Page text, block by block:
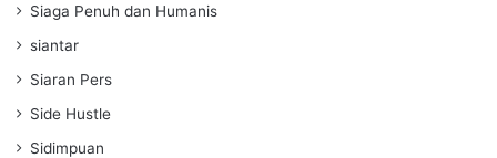
Siaga Penuh dan Humanis
siantar
Siaran Pers
Side Hustle
Sidimpuan